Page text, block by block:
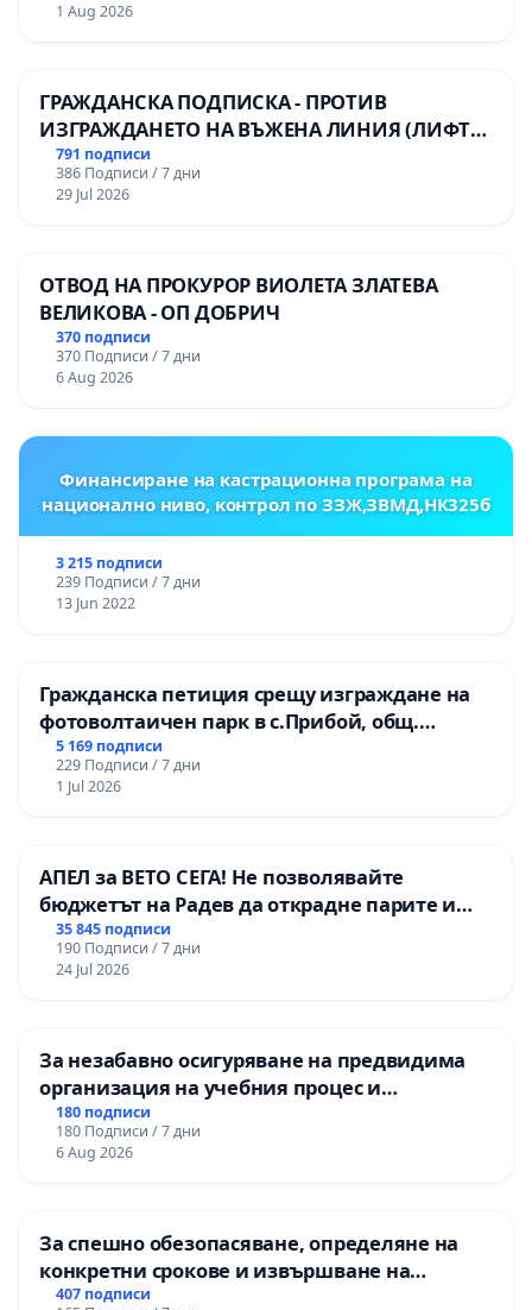
1 Aug 2026
ГРАЖДАНСКА ПОДПИСКА - ПРОТИВ
ИЗГРАЖДАНЕТО НА ВЪЖЕНА ЛИНИЯ (ЛИФТ)
НА ТЕРИТОРИЯТА НА ПРИРОДНА
ЗАБЕЛЕЖИТЕЛНОСТ „ХЪЛМ НА
ОСВОБОДИТЕЛИТЕ“ (БУНАРДЖИК)
791 подписи
386 Подписи / 7 дни
29 Jul 2026
ОТВОД НА ПРОКУРОР ВИОЛЕТА ЗЛАТЕВА
ВЕЛИКОВА - ОП ДОБРИЧ
370 подписи
370 Подписи / 7 дни
6 Aug 2026
Финансиране на кастрационна програма на
национално ниво, контрол по ЗЗЖ,ЗВМД,НК325б
3 215 подписи
239 Подписи / 7 дни
13 Jun 2022
Гражданска петиция срещу изграждане на
фотоволтаичен парк в с.Прибой, общ.
Радомир
5 169 подписи
229 Подписи / 7 дни
1 Jul 2026
АПЕЛ за ВЕТО СЕГА! Не позволявайте
бюджетът на Радев да открадне парите и
правата ни в тъмното
35 845 подписи
190 Подписи / 7 дни
24 Jul 2026
За незабавно осигуряване на предвидима
организация на учебния процес и
гарантиране на правото на равнопоставено
и качествено образование на учениците от
ОУ „Княз Александър I“ и Хуманитарна
180 подписи
180 Подписи / 7 дни
6 Aug 2026
За спешно обезопасяване, определяне на
конкретни срокове и извършване на
цялостна рехабилитация на
407 подписи